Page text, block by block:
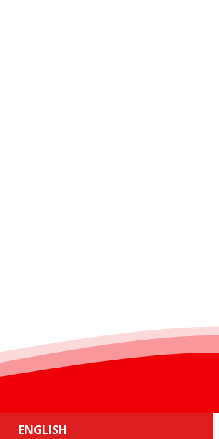
ENGLISH